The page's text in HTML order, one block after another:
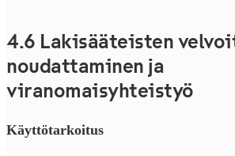
4.6 Lakisääteisten
noudattaminen ja
viranomaisyhteistyö
Käyttötarkoitus